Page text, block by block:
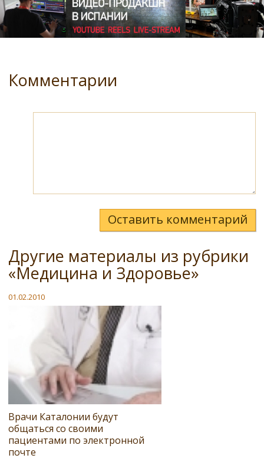
Комментарии
Оставить комментарий
Другие материалы из рубрики
«Медицина и Здоровье»
01.02.2010
Врачи Каталонии будут
общаться со своими
пациентами по электронной
почте